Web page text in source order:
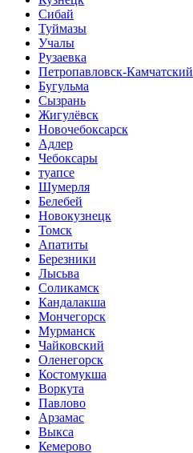
Сибай
Туймазы
Учалы
Рузаевка
Петропавловск-Камчатский
Бугульма
Сызрань
Жигулёвск
Новочебоксарск
Адлер
Чебоксары
туапсе
Шумерля
Белебей
Новокузнецк
Томск
Апатиты
Березники
Лысьва
Соликамск
Кандалакша
Мончегорск
Мурманск
Чайковский
Оленегорск
Костомукша
Воркута
Павлово
Арзамас
Выкса
Кемерово